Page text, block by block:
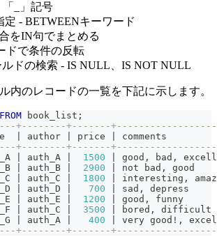
「_」記号
定 - BETWEENキーワード
をIN句でまとめる
ドで条件の反転
ドの検索 - IS NULL、IS NOT NULL
内のレコードの一覧を下記に示します。
FROM book_list ;
+--------+-------
author price
+--------+-------
auth_A 1500 good , bad ,
auth_B 2900 not bad ,
auth_C 1800 interesting ,
auth_D 700 sad ,
auth_E 1200 good ,
auth_C 3500 bored ,
auth_A 400 very good ! ,
+--------+-------